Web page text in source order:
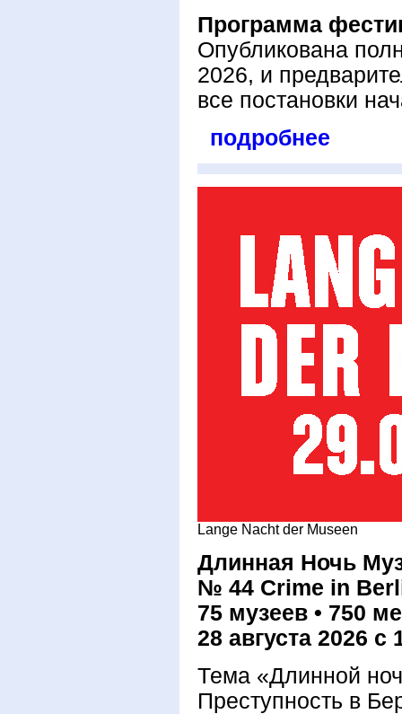
Программа
Опубликована
2026, и
все постановки
подробнее
Lange Nacht der Museen
Длинная Ночь
№ 44 Crime in
75 музеев • 750
28 августа 2026 с
Тема «Длинной
Преступность в